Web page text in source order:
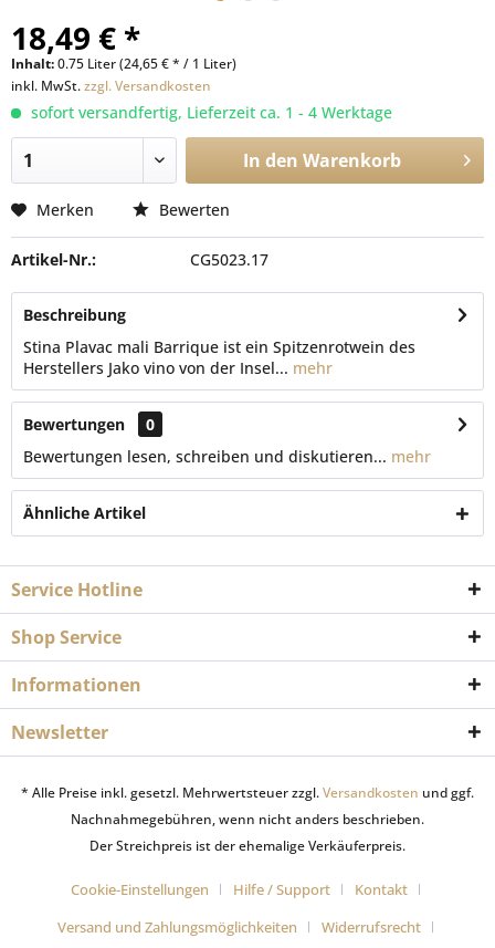
18,49 € *
Inhalt:0.75 Liter (24,65 € * / 1 Liter)
inkl. MwSt.zzgl. Versandkosten
sofort versandfertig, Lieferzeit ca. 1 - 4 Werktage
In den Warenkorb
Merken Bewerten
Artikel-Nr.: CG5023.17
Beschreibung
Stina Plavac mali Barrique ist ein Spitzenrotwein des
Herstellers Jako vino von der Insel... mehr
Bewertungen
0
Bewertungen lesen, schreiben und diskutieren... mehr
Ähnliche Artikel
Service Hotline
Shop Service
Informationen
Newsletter
* Alle Preise inkl. gesetzl. Mehrwertsteuer zzgl.Versandkosten und ggf.
Nachnahmegebühren, wenn nicht anders beschrieben.
Der Streichpreis ist der ehemalige Verkäuferpreis.
Cookie-Einstellungen Hilfe / Support
Kontakt
Versand und Zahlungsmöglichkeiten
Widerrufsrecht